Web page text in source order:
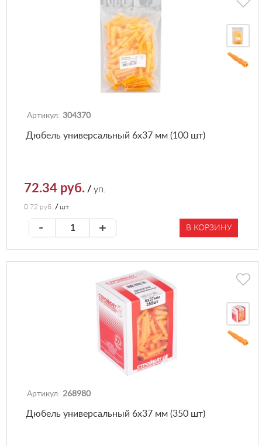
Артикул: 304370
Дюбель универсальный 6х37 мм (100 шт)
72.34 руб. /уп.
0.72 руб. / шт.
- + В КОРЗИНУ
Артикул: 268980
Дюбель универсальный 6х37 мм (350 шт)